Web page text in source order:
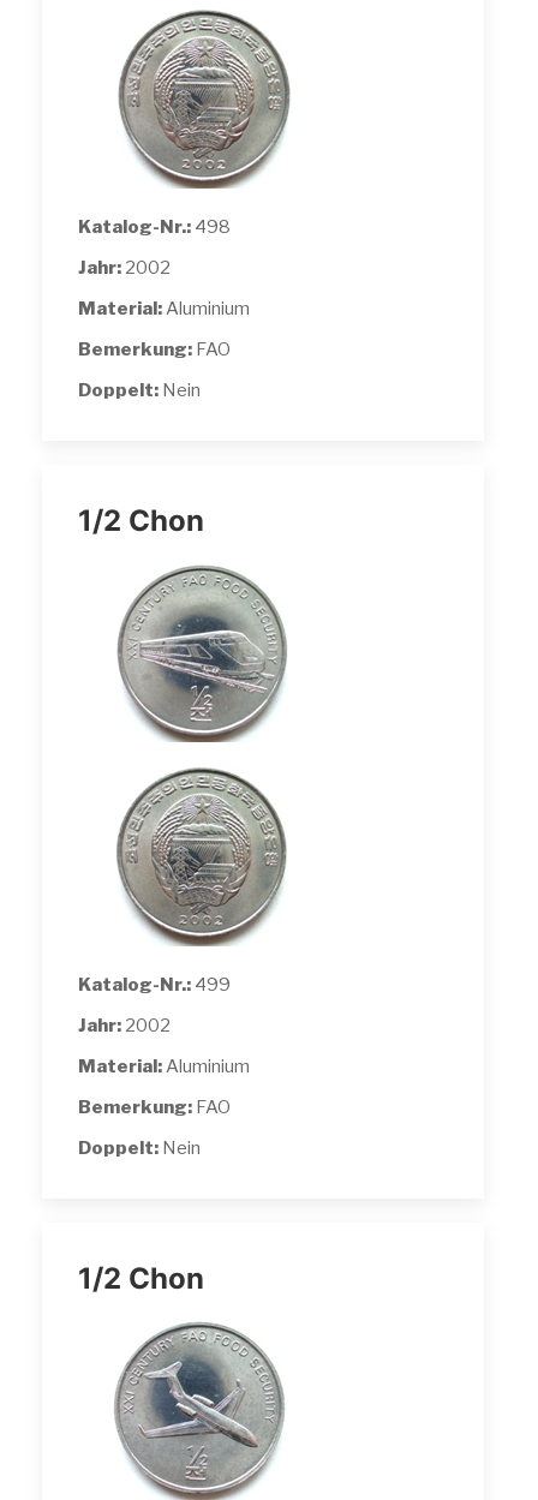
Katalog-Nr.: 498
Jahr: 2002
Material:Aluminium
Bemerkung: FAO
Doppelt: Nein
1/2 Chon
Katalog-Nr.: 499
Jahr: 2002
Material:Aluminium
Bemerkung: FAO
Doppelt: Nein
1/2 Chon